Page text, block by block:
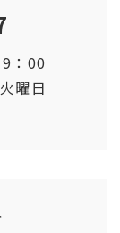
： 00
曜日